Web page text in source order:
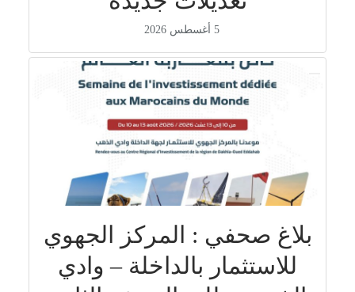
5 أغسطس 2026
بلاغ صحفي : المركز الجهوي
للاستثمار بالداخلة – وادي